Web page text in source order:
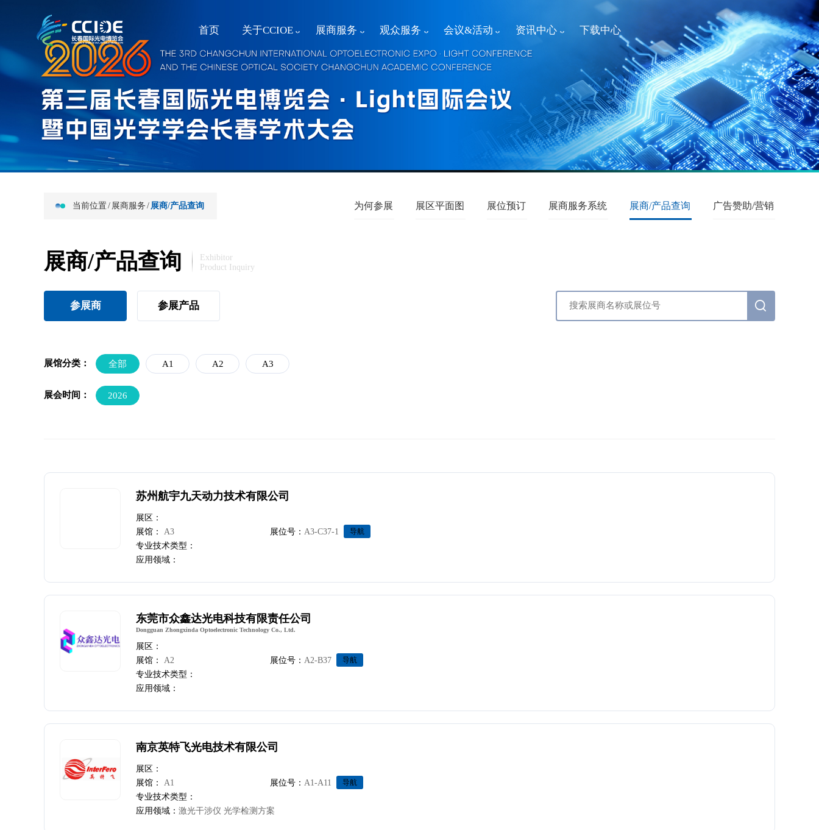
首页 关于CCIOE 展商服务 观众服务 会议&活动 资讯中心 下载中心
当前位置/ 展商服务 / 展商/产品查询 为何参展 展区平面图 展位预订 展商服务系统 展商/产品查询 广告赞助/营销
展商/产品查询
Exhibitor
Product Inquiry
参展商 参展产品
展馆分类： 全部 A1 A2 A3
展会时间： 2026
苏州航宇九天动力技术有限公司
展区：
展馆：
A3 展位号： A3-C37-1 导航
专业技术类型：
应用领域：
东莞市众鑫达光电科技有限责任公司
Dongguan Zhongxinda Optoelectronic Technology Co., Ltd.
展区：
展馆：
A2 展位号： A2-B37 导航
专业技术类型：
应用领域：
南京英特飞光电技术有限公司
展区：
展馆：
A1 展位号： A1-A11 导航
专业技术类型：
应用领域： 激光干涉仪 光学检测方案